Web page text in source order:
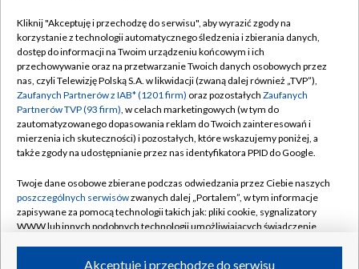
TVP
Abonament TVP
Emisja w TVP
Centrum informacji TVP
Naziemna Telewizja Cyfrowa
Rada Programowa
System NOS
Informacje o nadawcy
Regulamin TVP
Polityka prywatności
Moje zgody
Pomoc
Kontakt
Kanały
Kliknij "Akceptuję i przechodzę do serwisu", aby wyrazić zgody na
korzystanie z technologii automatycznego śledzenia i zbierania danych,
dostęp do informacji na Twoim urządzeniu końcowym i ich
przechowywanie oraz na przetwarzanie Twoich danych osobowych przez
nas, czyli Telewizję Polską S.A. w likwidacji (zwaną dalej również „TVP”),
Zaufanych Partnerów z IAB* (1201 firm) oraz pozostałych Zaufanych
Partnerów TVP (93 firm), w celach marketingowych (w tym do
zautomatyzowanego dopasowania reklam do Twoich zainteresowań i
mierzenia ich skuteczności) i pozostałych, które wskazujemy poniżej, a
także zgody na udostępnianie przez nas identyfikatora PPID do Google.
Twoje dane osobowe zbierane podczas odwiedzania przez Ciebie naszych
poszczególnych serwisówzwanych dalej „Portalem”, w tym informacje
zapisywane za pomocą technologii takich jak: pliki cookie, sygnalizatory
WWW lub innych podobnych technologii umożliwiających świadczenie
Akceptuję i przechodzę do serwisu